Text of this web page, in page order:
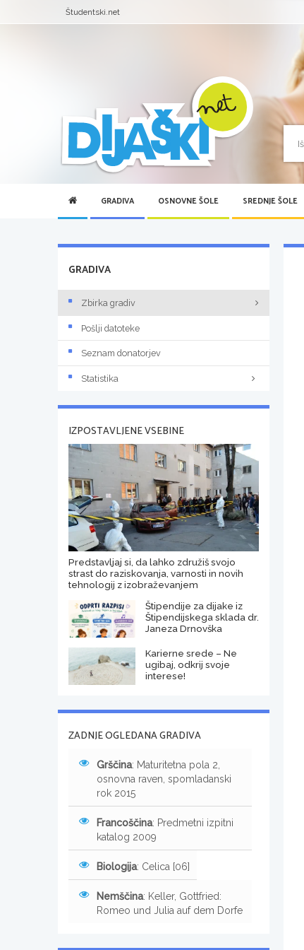
Študentski.net
GRADIVA OSNOVNE ŠOLE SREDNJE ŠOLE
GRADIVA
Zbirka gradiv
Pošlji datoteke
Seznam donatorjev
Statistika
IZPOSTAVLJENE VSEBINE
Predstavljaj si, da lahko združiš svojo
strast do raziskovanja, varnosti in novih
tehnologij z izobraževanjem
Štipendije za dijake iz
Štipendijskega sklada dr.
Janeza Drnovška
Karierne srede – Ne
ugibaj, odkrij svoje
interese!
ZADNJE OGLEDANA GRADIVA
Grščina: Maturitetna pola 2,
osnovna raven, spomladanski
rok 2015
Francoščina: Predmetni izpitni
katalog 2009
Biologija: Celica [06]
Nemščina: Keller, Gottfried:
Romeo und Julia auf dem Dorfe